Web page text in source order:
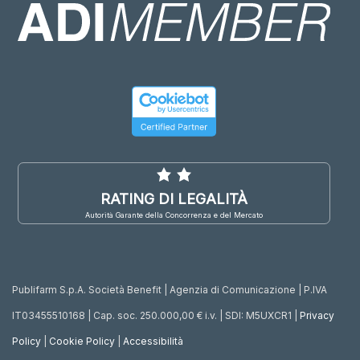
RATING DI LEGALITÀ
Autorità Garante della Concorrenza e del Mercato
Publifarm S.p.A. Società Benefit | Agenzia di Comunicazione | P.IVA
IT03455510168 | Cap. soc. 250.000,00 € i.v. | SDI: M5UXCR1 | Privacy
Policy Cookie Policy Accessibilità